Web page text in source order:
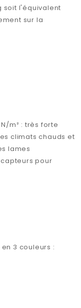
soit l'équivalent
sur la
m² : très forte
climats chauds et
lames
pour
3 couleurs :